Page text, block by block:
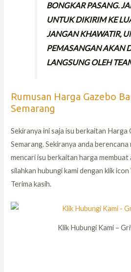
BONGKAR PASANG.
UNTUK DIKIRIM KE
JANGAN KHAWATIR,
PEMASANGAN AKAN
LANGSUNG OLEH
Rumusan Harga Gazebo
Semarang
Sekiranya ini saja isu berkaitan
Semarang. Sekiranya anda
mencari isu berkaitan harga membuat
silahkan hubungi kami dengan klik
Terima kasih.
Klik Hubungi Kami –